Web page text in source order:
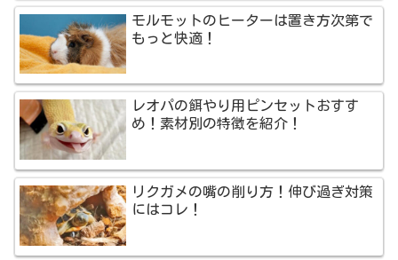
モルモットのヒーターは置き方次第で
もっと快適！
レオパの餌やり用ピンセットおすす
め！素材別の特徴を紹介！
リクガメの嘴の削り方！伸び過ぎ対策
にはコレ！